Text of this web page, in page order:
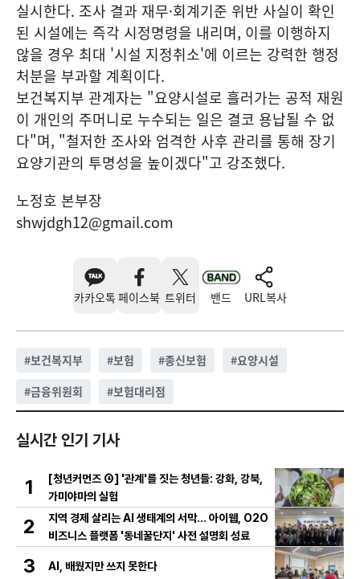
실시한다. 조사 결과 재무·회계기준 위반 사실이 확인
된 시설에는 즉각 시정명령을 내리며, 이를 이행하지
않을 경우 최대 '시설 지정취소'에 이르는 강력한 행정
처분을 부과할 계획이다.
보건복지부 관계자는 "요양시설로 흘러가는 공적 재원
이 개인의 주머니로 누수되는 일은 결코 용납될 수 없
다"며, "철저한 조사와 엄격한 사후 관리를 통해 장기
요양기관의 투명성을 높이겠다"고 강조했다.
노정호 본부장
shwjdgh12@gmail.com
카카오톡 페이스북 트위터 밴드 URL복사
#보건복지부 #보험 #종신보험 #요양시설
#금융위원회 #보험대리점
실시간 인기 기사
1
[청년커먼즈 ④] '관계'를 짓는 청년들: 강화, 강북,
가미야마의 실험
2
지역 경제 살리는 AI 생태계의 서막... 아이웹, O2O
비즈니스 플랫폼 '동네꿀단지' 사전 설명회 성료
3 AI, 배웠지만 쓰지 못한다